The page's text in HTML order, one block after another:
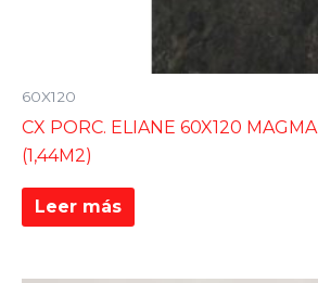
60X120
CX PORC. ELIANE 60X120
(1,44M2)
Leer más